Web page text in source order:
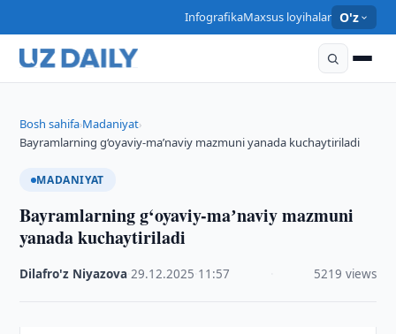
InfografikaMaxsus loyihalar O'z
Bosh sahifa›Madaniyat›
Bayramlarning g‘oyaviy-maʼnaviy mazmuni yanada kuchaytiriladi
MADANIYAT
Bayramlarning g‘oyaviy-maʼnaviy mazmuni
yanada kuchaytiriladi
Dilafro'z Niyazova ·29.12.2025 11:57 5219 views